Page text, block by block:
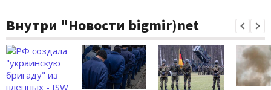
Внутри "Новости bigmir)net